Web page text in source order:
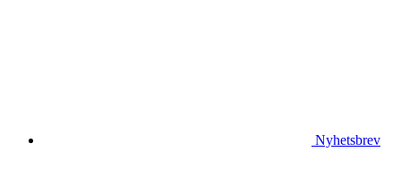
Nyhetsbrev